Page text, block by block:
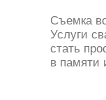
Съемка
Услуги
стать
в памяти